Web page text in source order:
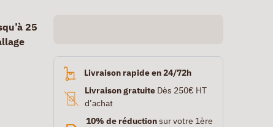
25
Livraison rapide en 24/72h
Livraison gratuiteDès 250€ HT
d’achat
10% de réductionsur votre 1ère